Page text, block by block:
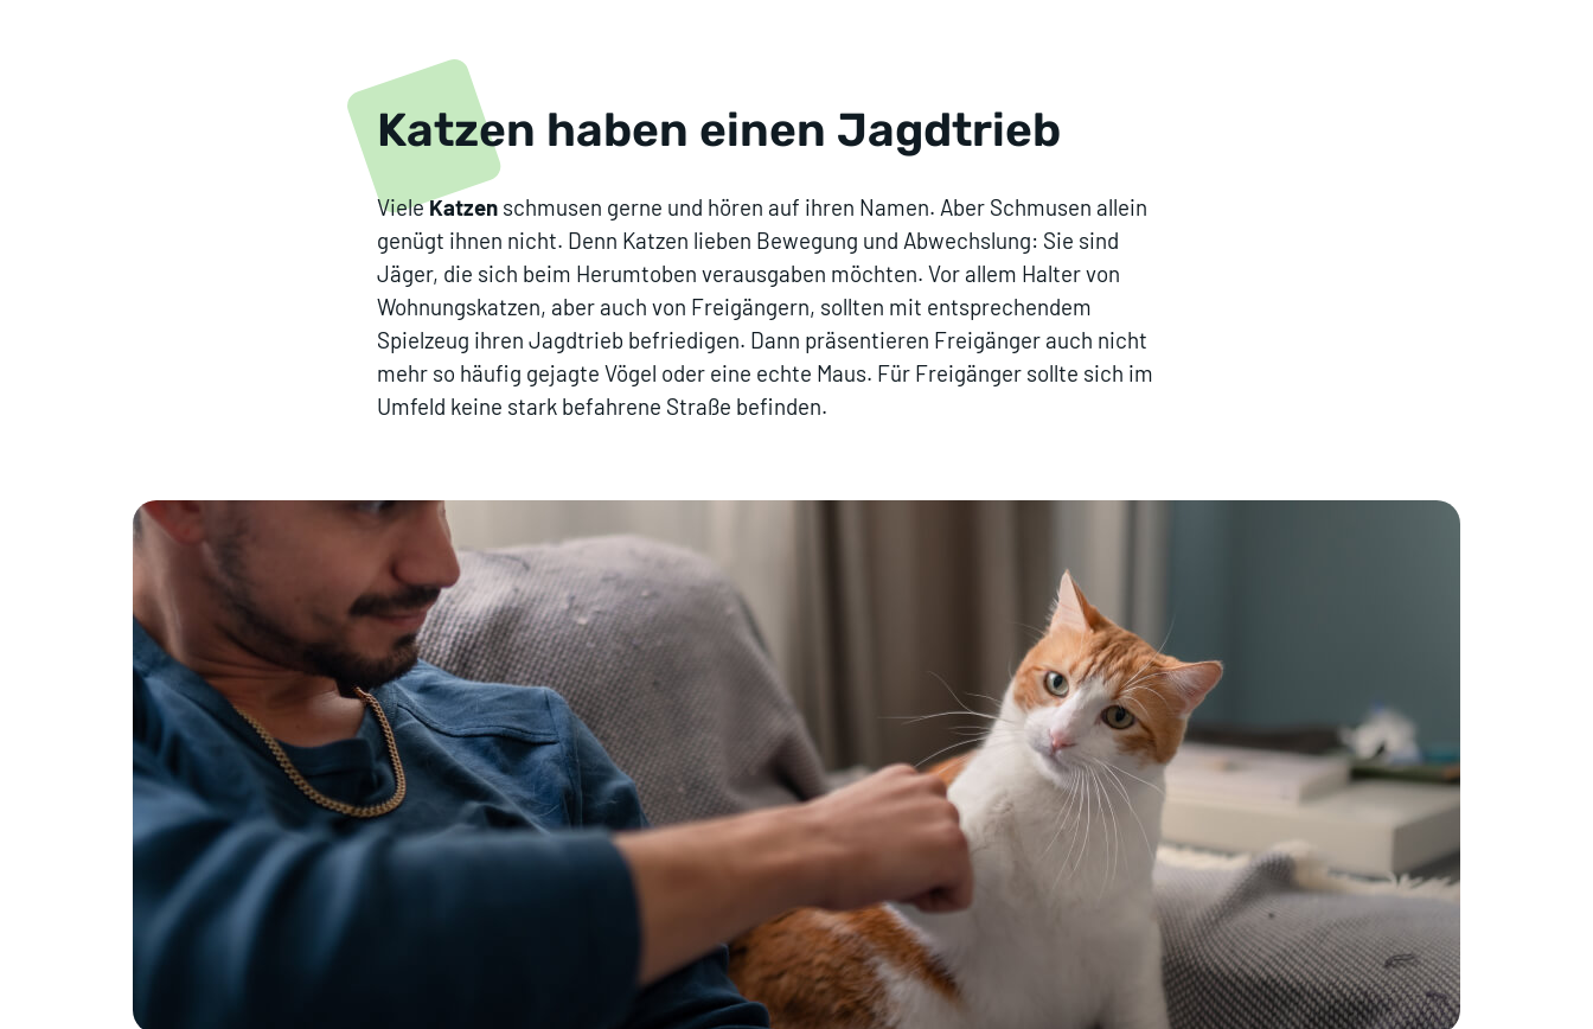
Katzen haben einen Jagdtrieb
VieleKatzen schmusen gerne und hören auf ihren Namen. Aber Schmusen allein
genügt ihnen nicht. Denn Katzen lieben Bewegung und Abwechslung: Sie sind
Jäger, die sich beim Herumtoben verausgaben möchten. Vor allem Halter von
Wohnungskatzen, aber auch von Freigängern, sollten mit entsprechendem
Spielzeug ihren Jagdtrieb befriedigen. Dann präsentieren Freigänger auch nicht
mehr so häufig gejagte Vögel oder eine echte Maus. Für Freigänger sollte sich im
Umfeld keine stark befahrene Straße befinden.